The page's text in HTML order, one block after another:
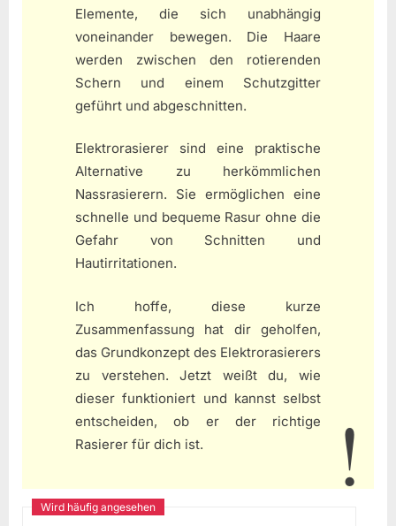
Elemente, die sich unabhängig
voneinander bewegen. Die Haare
werden zwischen den rotierenden
Schern und einem Schutzgitter
geführt und abgeschnitten.
Elektrorasierer sind eine praktische
Alternative zu herkömmlichen
Nassrasierern. Sie ermöglichen eine
schnelle und bequeme Rasur ohne die
Gefahr von Schnitten und
Hautirritationen.
Ich hoffe, diese kurze
Zusammenfassung hat dir geholfen,
das Grundkonzept des Elektrorasierers
zu verstehen. Jetzt weißt du, wie
dieser funktioniert und kannst selbst
entscheiden, ob er der richtige
Rasierer für dich ist.